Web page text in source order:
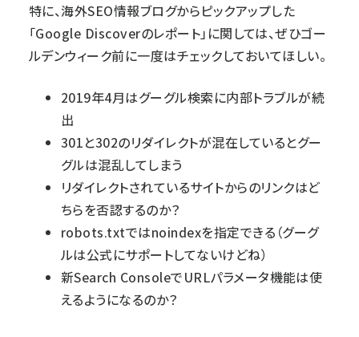
特に、海外SEO情報ブログからピックアップした
「Google Discoverのレポート」に関しては、ぜひゴー
ルデンウィーク前に一度はチェックしておいてほしい。
2019年4月はグーグル検索に内部トラブルが続
出
301と302のリダイレクトが混在しているとグー
グルは混乱してしまう
リダイレクトされているサイトからのリンクはど
ちらを否認するのか？
robots.txtではnoindexを指定できる（グーグ
ルは公式にサポートしてないけどね）
新Search ConsoleでURLパラメータ機能は使
えるようになるのか？